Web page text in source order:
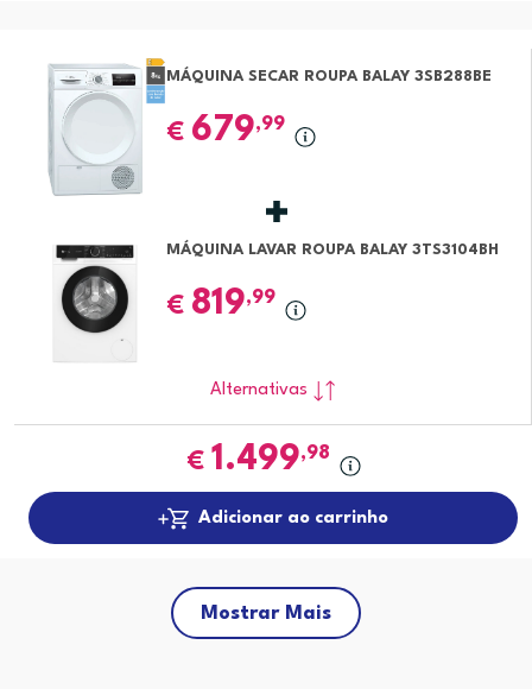
MÁQUINA SECAR ROUPA BALAY 3SB288BE
€ 679,99
MÁQUINA LAVAR ROUPA BALAY 3TS3104BH
€ 819,99
Alternativas
€ 1.499,98
Adicionar ao carrinho
Mostrar Mais